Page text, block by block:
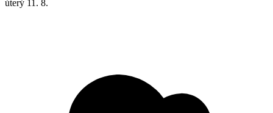
úterý 11. 8.